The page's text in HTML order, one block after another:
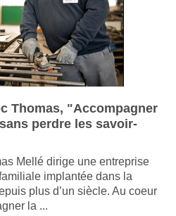
Thomas, "Accompagner
perdre les savoir-
Mellé dirige une entreprise
implantée dans la
plus d’un siècle. Au coeur
la ...